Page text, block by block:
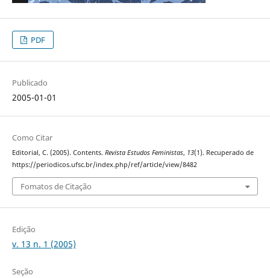
PDF
Publicado
2005-01-01
Como Citar
Editorial, C. (2005). Contents. Revista Estudos Feministas, 13(1). Recuperado de
https://periodicos.ufsc.br/index.php/ref/article/view/8482
Fomatos de Citação
Edição
v. 13 n. 1 (2005)
Seção